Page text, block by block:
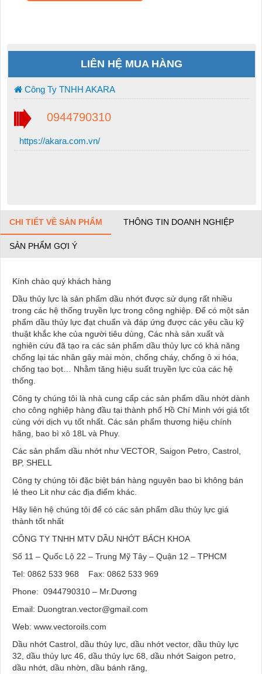
LIÊN HỆ MUA HÀNG
Công Ty TNHH AKARA
0944790310
https://akara.com.vn/
CHI TIẾT VỀ SẢN PHẨM THÔNG TIN DOANH NGHIỆP
SẢN PHẨM GỢI Ý
Kính chào quý khách hàng
Dầu thủy lực là sản phẩm dầu nhớt được sử dụng rất nhiều
trong các hệ thống truyền lực trong công nghiệp. Để có một sản
phẩm dầu thủy lực đạt chuẩn và đáp ứng được các yêu cầu kỹ
thuật khắc khe của người tiêu dùng, Các nhà sản xuất và
nghiên cứu đã tạo ra các sản phẩm dầu thủy lực có khả năng
chống lại tác nhân gây mài mòn, chống cháy, chống ô xi hóa,
chống tạo bọt… Nhằm tăng hiệu suất truyền lực của các hệ
thống.
Công ty chúng tôi là nhà cung cấp các sản phẩm dầu nhớt dành
cho công nghiệp hàng đầu tại thành phố Hồ Chí Minh với giá tốt
cùng với dịch vụ tốt nhất. Các sản phẩm thương hiệu chính
hãng, bao bì xô 18L và Phuy.
Các sản phẩm dầu nhớt như VECTOR, Saigon Petro, Castrol,
BP, SHELL
Công ty chúng tôi đặc biệt bán hàng nguyên bao bì không bán
lẻ theo Lit như các địa điểm khác.
Hãy liên hệ chúng tôi để có các sản phẩm dầu thủy lực giá
thành tốt nhất
CÔNG TY TNHH MTV DẦU NHỚT BÁCH KHOA
Số 11 – Quốc Lộ 22 – Trung Mỹ Tây – Quận 12 – TPHCM
Tel: 0862 533 968 Fax: 0862 533 969
Phone: 0944790310 – Mr.Dương
Email: Duongtran.vector@gmail.com
Web: www.vectoroils.com
Dầu nhớt Castrol, dầu thủy lực, dầu nhớt vector, dầu thủy lực
32, dầu thủy lực 46, dầu thủy lực 68, dầu nhớt Saigon petro,
dầu nhớt, dầu nhờn, dầu bánh răng,